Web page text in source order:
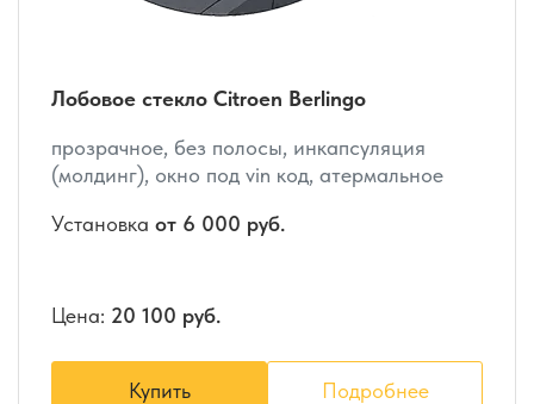
Лобовое стекло Citroen Berlingo
прозрачное, без полосы, инкапсуляция
(молдинг), окно под vin код, атермальное
Установка от 6 000 руб.
Цена: 20 100 руб.
Купить Подробнее